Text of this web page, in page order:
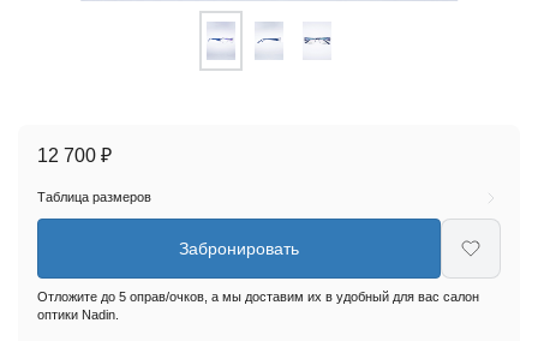
12 700 ₽
Таблица размеров
Забронировать
Отложите до 5 оправ/очков, а мы доставим их в удобный для вас салон
оптики Nadin.